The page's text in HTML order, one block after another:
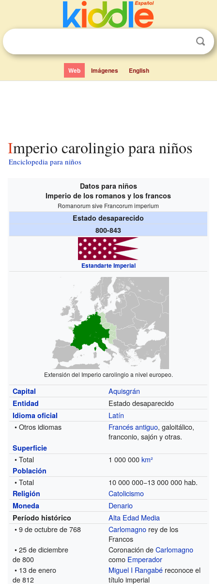
Web Imágenes English
Imperio carolingio para niños
Enciclopedia para niños
Datos para niños
Imperio de los romanos y los francos
Romanorum sive Francorum imperium
Estado desaparecido
800-843
Estandarte Imperial
Extensión del Imperio carolingio a nivel europeo.
Capital Aquisgrán
Entidad Estado desaparecido
Idioma oficial
Latín
• Otros idiomas
Francés antiguo, galoitálico,
franconio, sajón y otras.
Superficie
• Total 1 000 000km²
Población
• Total 10 000 000−13 000 000 hab.
Religión Catolicismo
Moneda Denario
Período histórico
Alta Edad Media
• 9 de octubre de 768
Carlomagno rey de los
Francos
• 25 de diciembre
de 800
Coronación deCarlomagno
como Emperador
• 13 de enero
de 812
Miguel I Rangabé reconoce el
título imperial